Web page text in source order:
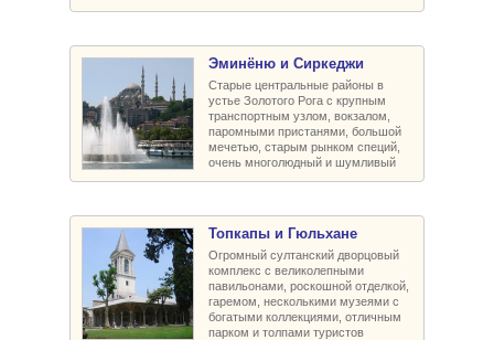
Эминёню и Сиркеджи
Старые центральные районы в
устье Золотого Рога с крупным
транспортным узлом, вокзалом,
паромными пристанями, большой
мечетью, старым рынком специй,
очень многолюдный и шумливый
Топкапы и Гюльхане
Огромный султанский дворцовый
комплекс с великолепными
павильонами, роскошной отделкой,
гаремом, несколькими музеями с
богатыми коллекциями, отличным
парком и толпами туристов